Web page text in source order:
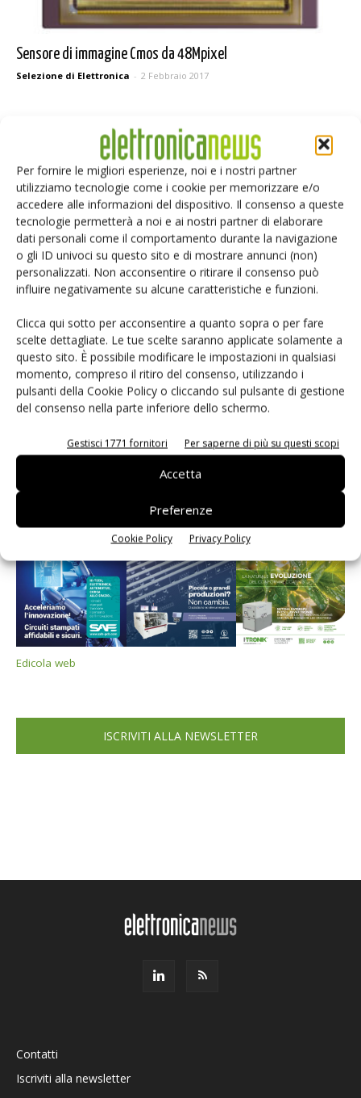
Per fornire le migliori esperienze, noi e i nostri partner
utilizziamo tecnologie come i cookie per memorizzare e/o
accedere alle informazioni del dispositivo. Il consenso a queste
tecnologie permetterà a noi e ai nostri partner di elaborare
dati personali come il comportamento durante la navigazione
o gli ID univoci su questo sito e di mostrare annunci (non)
personalizzati. Non acconsentire o ritirare il consenso può
influire negativamente su alcune caratteristiche e funzioni.
Clicca qui sotto per acconsentire a quanto sopra o per fare
scelte dettagliate. Le tue scelte saranno applicate solamente a
questo sito. È possibile modificare le impostazioni in qualsiasi
momento, compreso il ritiro del consenso, utilizzando i
pulsanti della Cookie Policy o cliccando sul pulsante di gestione
del consenso nella parte inferiore dello schermo.
Gestisci 1771 fornitori Per saperne di più su questi scopi
Accetta
Preferenze
Cookie Policy Privacy Policy
Sensore di immagine Cmos da 48Mpixel
Selezione di Elettronica - 2 Febbraio 2017
Selezione di elettronica
Edicola web
Edicola web
ISCRIVITI ALLA NEWSLETTER
Contatti
Iscriviti alla newsletter